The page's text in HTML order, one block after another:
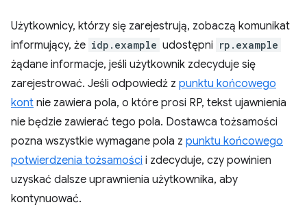
Użytkownicy, którzy się zarejestrują, zobaczą komunikat
informujący, że idp.example udostępni rp.example
żądane informacje, jeśli użytkownik zdecyduje się
zarejestrować. Jeśli odpowiedź z punktu końcowego
kont nie zawiera pola, o które prosi RP, tekst ujawnienia
nie będzie zawierać tego pola. Dostawca tożsamości
pozna wszystkie wymagane pola z punktu końcowego
potwierdzenia tożsamości i zdecyduje, czy powinien
uzyskać dalsze uprawnienia użytkownika, aby
kontynuować.